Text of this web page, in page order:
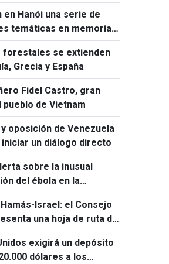
en Hanói una serie de
temáticas en memoria
Minh y Fidel Castro
forestales se extienden
Grecia y España
Fidel Castro, gran
pueblo de Vietnam
oposición de Venezuela
iniciar un diálogo directo
sobre la inusual
del ébola en la
Democrática del Congo
Israel: el Consejo
una hoja de ruta de
exigirá un depósito
dólares a los